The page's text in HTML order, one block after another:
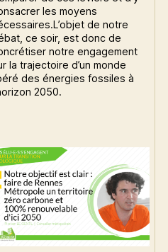
les moyens
de notre
ce soir, est donc de
notre engagement
la trajectoire d’un monde
des énergies fossiles à
2050.